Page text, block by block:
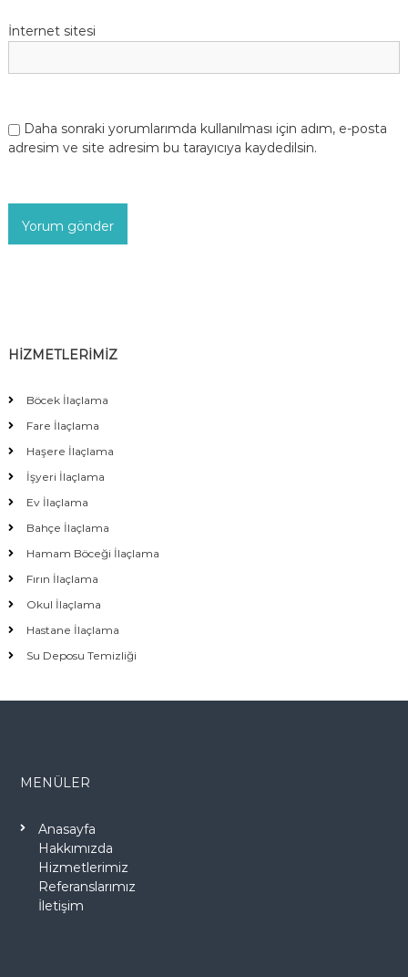
İnternet sitesi
Daha sonraki yorumlarımda kullanılması için adım, e-posta
adresim ve site adresim bu tarayıcıya kaydedilsin.
HİZMETLERİMİZ
Böcek İlaçlama
Fare İlaçlama
Haşere İlaçlama
İşyeri İlaçlama
Ev İlaçlama
Bahçe İlaçlama
Hamam Böceği İlaçlama
Fırın İlaçlama
Okul İlaçlama
Hastane İlaçlama
Su Deposu Temizliği
MENÜLER
Anasayfa
Hakkımızda
Hizmetlerimiz
Referanslarımız
İletişim